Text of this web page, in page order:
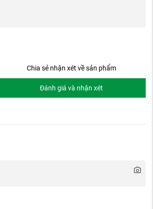
Chia sẻ nhận xét về sản phẩm
Đánh giá và nhận xét